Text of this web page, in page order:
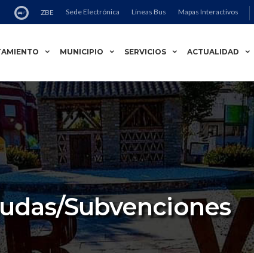
ZBE Sede Electrónica Líneas Bus Mapas Interactivos
MUNICIPIO SERVICIOS ACTUALIDAD
Subvenciones